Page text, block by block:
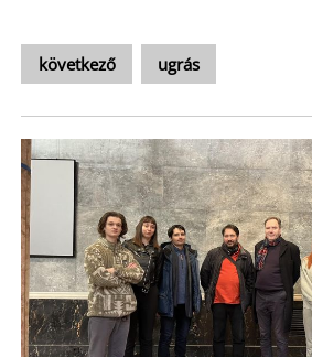
következő ugrás